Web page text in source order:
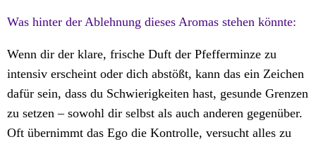
Was hinter der Ablehnung dieses Aromas stehen könnte:
Wenn dir der klare, frische Duft der Pfefferminze zu
intensiv erscheint oder dich abstößt, kann das ein Zeichen
dafür sein, dass du Schwierigkeiten hast, gesunde Grenzen
zu setzen – sowohl dir selbst als auch anderen gegenüber.
Oft übernimmt das Ego die Kontrolle, versucht alles zu